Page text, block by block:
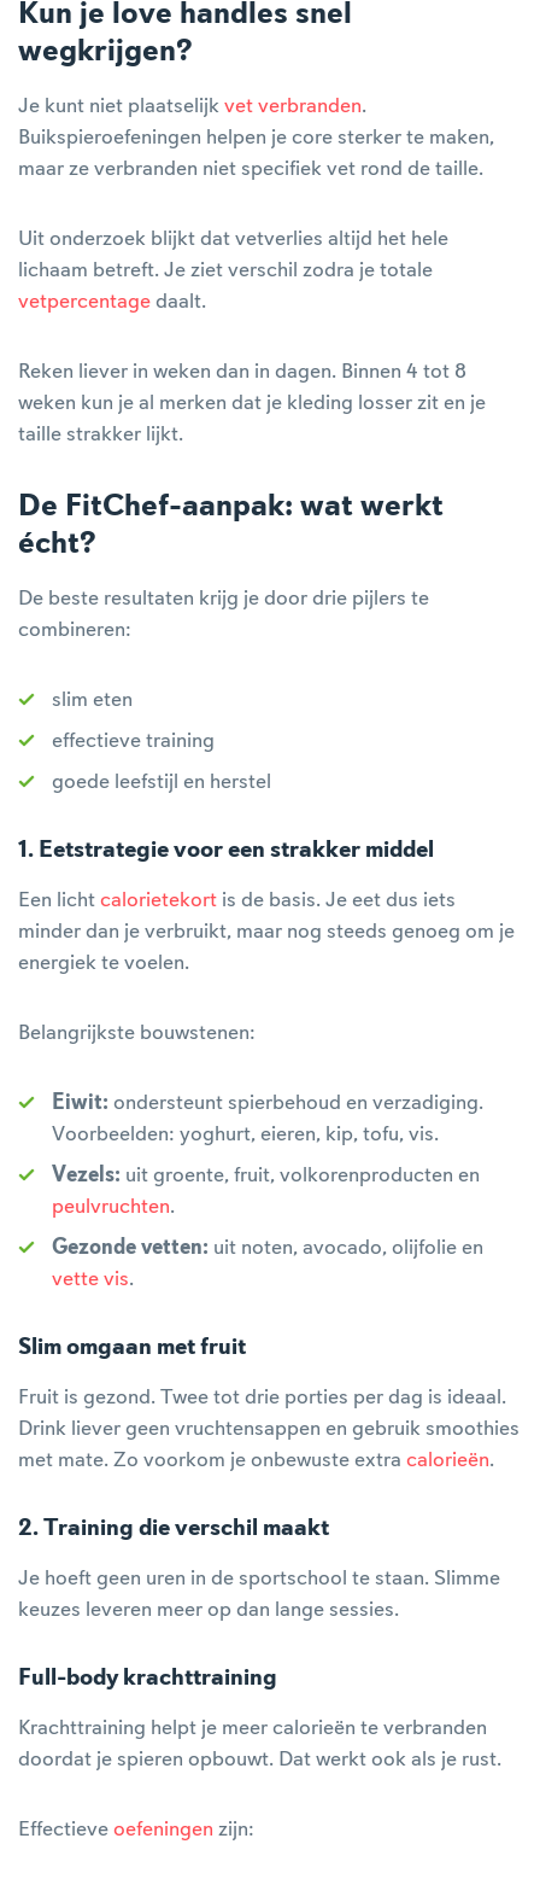
Kun je love handles snel
wegkrijgen?
Je kunt niet plaatselijk vet verbranden.
Buikspieroefeningen helpen je core sterker te maken,
maar ze verbranden niet specifiek vet rond de taille.
Uit onderzoek blijkt dat vetverlies altijd het hele
lichaam betreft. Je ziet verschil zodra je totale
vetpercentage daalt.
Reken liever in weken dan in dagen. Binnen 4 tot 8
weken kun je al merken dat je kleding losser zit en je
taille strakker lijkt.
De FitChef-aanpak: wat werkt
écht?
De beste resultaten krijg je door drie pijlers te
combineren:
slim eten
effectieve training
goede leefstijl en herstel
1. Eetstrategie voor een strakker middel
Een licht calorietekort is de basis. Je eet dus iets
minder dan je verbruikt, maar nog steeds genoeg om je
energiek te voelen.
Belangrijkste bouwstenen:
Eiwit: ondersteunt spierbehoud en verzadiging.
Voorbeelden: yoghurt, eieren, kip, tofu, vis.
Vezels: uit groente, fruit, volkorenproducten en
peulvruchten.
Gezonde vetten: uit noten, avocado, olijfolie en
vette vis.
Slim omgaan met fruit
Fruit is gezond. Twee tot drie porties per dag is ideaal.
Drink liever geen vruchtensappen en gebruik smoothies
met mate. Zo voorkom je onbewuste extra calorieën.
2. Training die verschil maakt
Je hoeft geen uren in de sportschool te staan. Slimme
keuzes leveren meer op dan lange sessies.
Full-body krachttraining
Krachttraining helpt je meer calorieën te verbranden
doordat je spieren opbouwt. Dat werkt ook als je rust.
Effectieve oefeningen zijn: